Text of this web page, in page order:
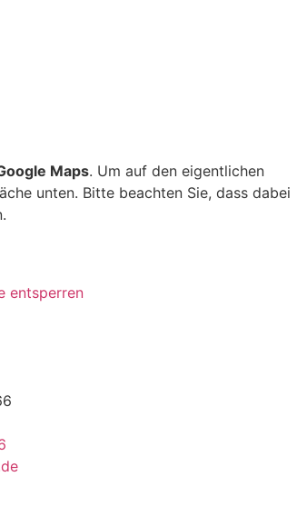
Maps. Um auf den eigentlichen
unten. Bitte beachten Sie, dass dabei
entsperren